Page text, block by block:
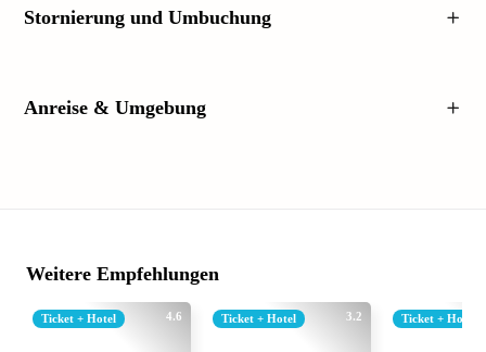
Stornierung und Umbuchung
Anreise & Umgebung
Weitere Empfehlungen
4.6
Ticket + Hotel 3.2
Ticket + Hotel Ticket + Hotel